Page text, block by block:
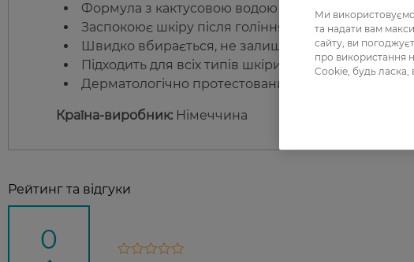
Формула з кактусовою водою та м’ятою для
Заспокоює шкіру після гоління та запобігає
Швидко вбирається, не залишаючи слідів.
Підходить для всіх типів шкіри.
Дерматологічно протестований.
Країна-виробник: Німеччина
Рейтинг та відгуки
0
Ми
та надати вам
сайту, ви
про використання
Cookie, будь ласка,